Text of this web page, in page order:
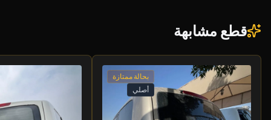
قطع مشابهة
بحالة ممتازة
أصلي